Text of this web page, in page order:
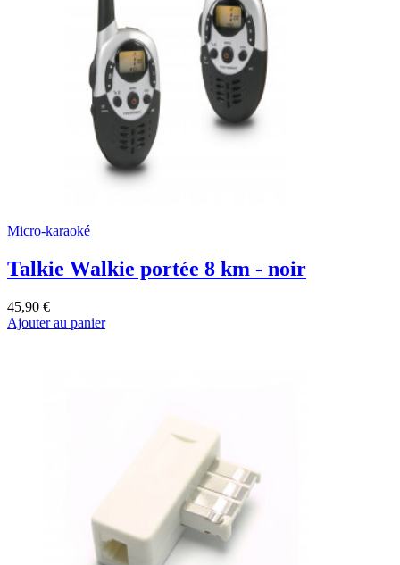
Micro-karaoké
Talkie Walkie portée 8 km - noir
45,90 €
Ajouter au panier